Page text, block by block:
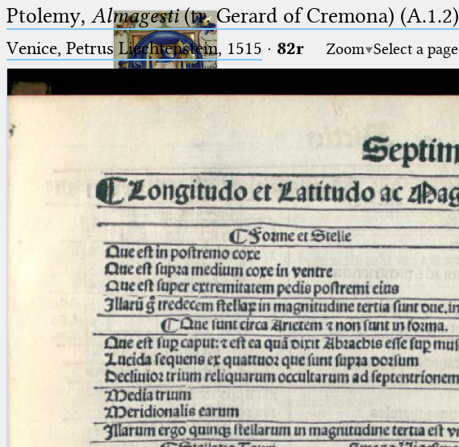
Ptolemaeus
Arabus et Latinus
(the underscore) is the placeholder
for exactly one character.
(the percent sign) is the
placeholder for no, one or more
than one character.
(two percent signs) is the
placeholder for no, one or more
than one character, but not for
blank space (so that a search ends
at word boundaries).
🔎︎
Start
Project
Team
News
Jobs
Publications
Conference
Ptolemy, Almagesti(tr. Gerard of Cremona) (A.1.2)
Venice, Petrus Liechtenstein, 1515 · 82r Zoom Select a page